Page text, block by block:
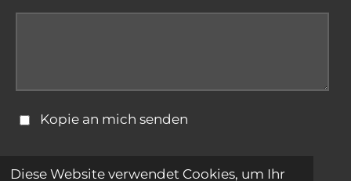
Diese Website verwendet Cookies, um Ihr
Kopie an mich senden
Formular absenden